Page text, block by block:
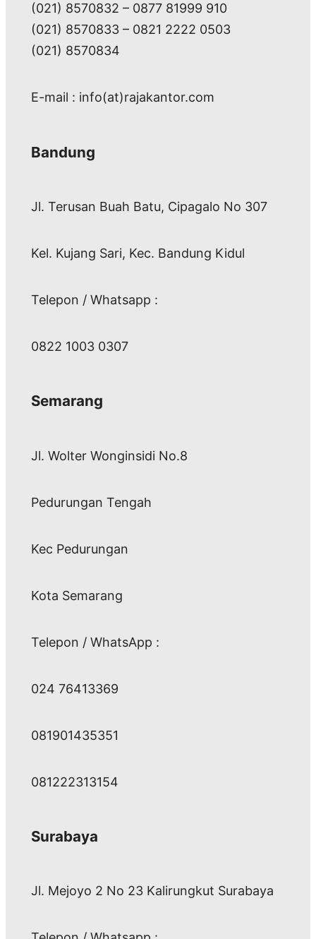
(021) 8570832 – 0877 81999 910
(021) 8570833 – 0821 2222 0503
(021) 8570834
E-mail : info(at)rajakantor.com
Bandung
Jl. Terusan Buah Batu, Cipagalo No 307
Kel. Kujang Sari, Kec. Bandung Kidul
Telepon / Whatsapp :
0822 1003 0307
Semarang
Jl. Wolter Wonginsidi No.8
Pedurungan Tengah
Kec Pedurungan
Kota Semarang
Telepon / WhatsApp :
024 76413369
081901435351
081222313154
Surabaya
Jl. Mejoyo 2 No 23 Kalirungkut Surabaya